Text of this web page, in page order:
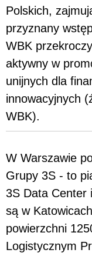
Polskich,
przyznany
WBK
aktywny w
unijnych dla
innowacyjnych
WBK).
W Warszawie
Grupy 3S - to
3S Data Center
są w
powierzchni
Logistycznym